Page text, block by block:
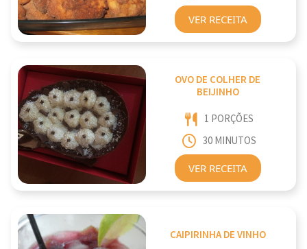
VER RECEITA
OVO DE COLHER DE
BEIJINHO
1 PORÇÕES
30 MINUTOS
VER RECEITA
CAIPIRINHA DE VINHO